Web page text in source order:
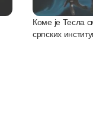
Коме је Тесла
српских